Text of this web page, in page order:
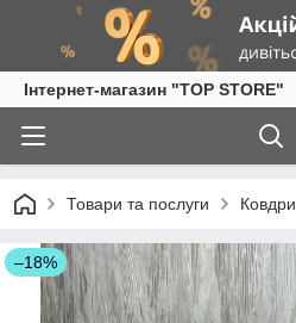
Інтернет-магазин "TOP STORE"
Товари та послуги Ковдри
–18%